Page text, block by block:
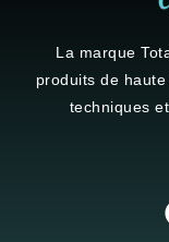
produits de
techniques